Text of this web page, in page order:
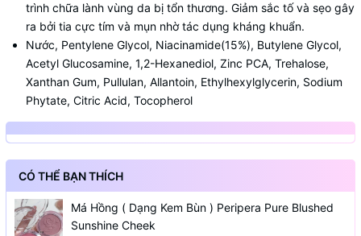
trình chữa lành vùng da bị tổn thương. Giảm sắc tố và sẹo gây
ra bởi tia cực tím và mụn nhờ tác dụng kháng khuẩn.
Nước, Pentylene Glycol, Niacinamide(15%), Butylene Glycol,
Acetyl Glucosamine, 1,2-Hexanediol, Zinc PCA, Trehalose,
Xanthan Gum, Pullulan, Allantoin, Ethylhexylglycerin, Sodium
Phytate, Citric Acid, Tocopherol
CÓ THỂ BẠN THÍCH
Má Hồng ( Dạng Kem Bùn ) Peripera Pure Blushed
Sunshine Cheek